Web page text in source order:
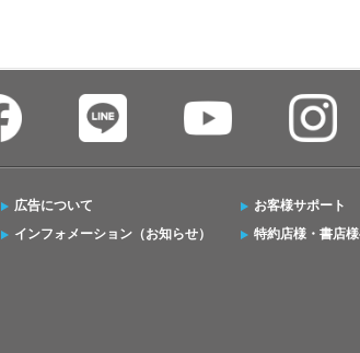
広告について
インフォメーション（お知らせ）
お客様サポート
特約店様・書店